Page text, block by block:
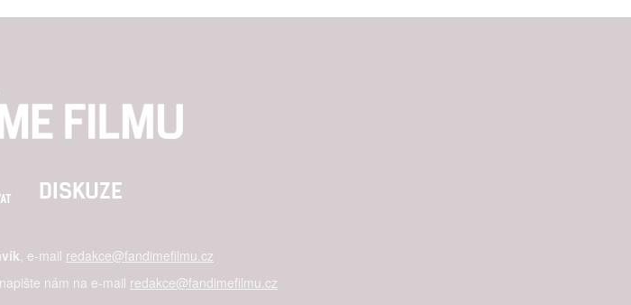
DISKUZE
, e-mail redakce@fandimefilmu.cz
nám na e-mail redakce@fandimefilmu.cz